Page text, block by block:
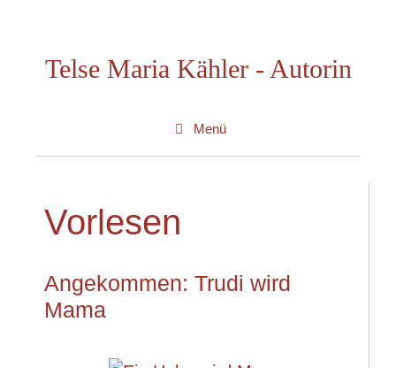
springenTelse Maria Kähler - Autorin
Menü
Vorlesen
Angekommen: Trudi wird
Mama